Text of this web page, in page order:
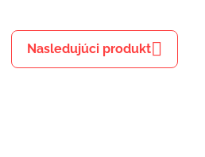
Nasledujúci produkt